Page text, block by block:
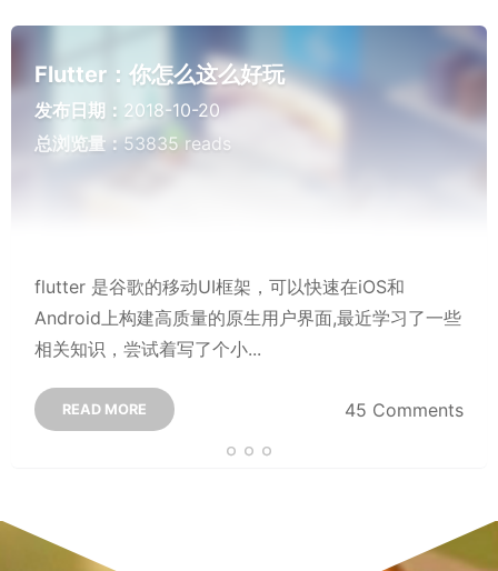
Flutter：你怎么这么好玩
发布日期： 2018-10-20
总浏览量： 53835 reads
flutter 是谷歌的移动UI框架，可以快速在iOS和
Android上构建高质量的原生用户界面,最近学习了一些
相关知识，尝试着写了个小...
READ MORE 45 Comments
